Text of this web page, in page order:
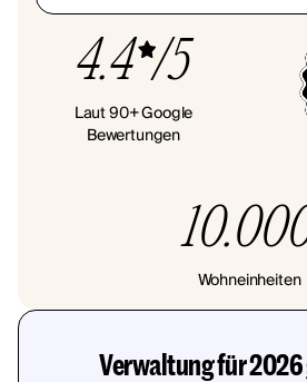
4.4 /5
Laut 90+ Google
Bewertungen
Wohneinheiten
Verwaltung für